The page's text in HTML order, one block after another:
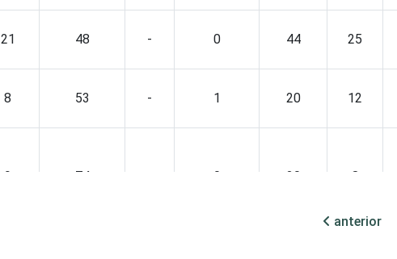
21 48 - 0 44 25
8 53 - 1 20 12
9 74 0 20 8
anterior